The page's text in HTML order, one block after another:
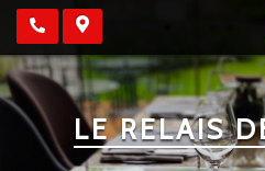
LE RELAIS